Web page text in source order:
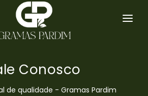
Conosco
de qualidade - Gramas Pardim